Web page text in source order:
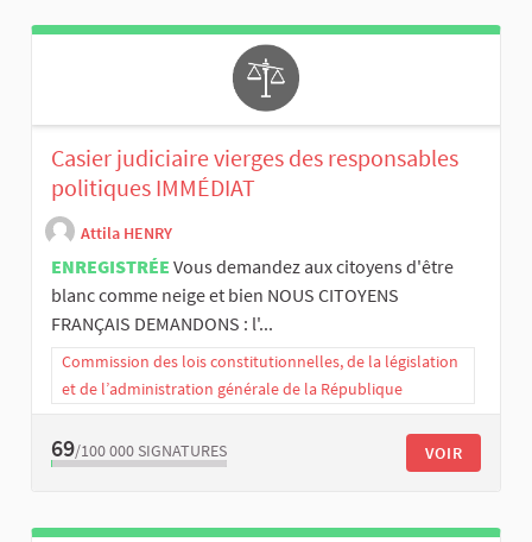
Casier judiciaire vierges des responsables
politiques IMMÉDIAT
Attila HENRY
ENREGISTRÉE Vous demandez aux citoyens d'être
blanc comme neige et bien NOUS CITOYENS
FRANÇAIS DEMANDONS : l'...
Commission des lois constitutionnelles, de la législation
et de l’administration générale de la République
69/100 000 SIGNATURES VOIR